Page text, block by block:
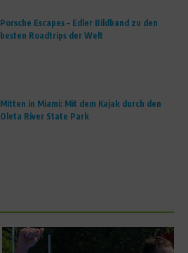
Porsche Escapes – Edler Bildband zu den
besten Roadtrips der Welt
Mitten in Miami: Mit dem Kajak durch den
Oleta River State Park